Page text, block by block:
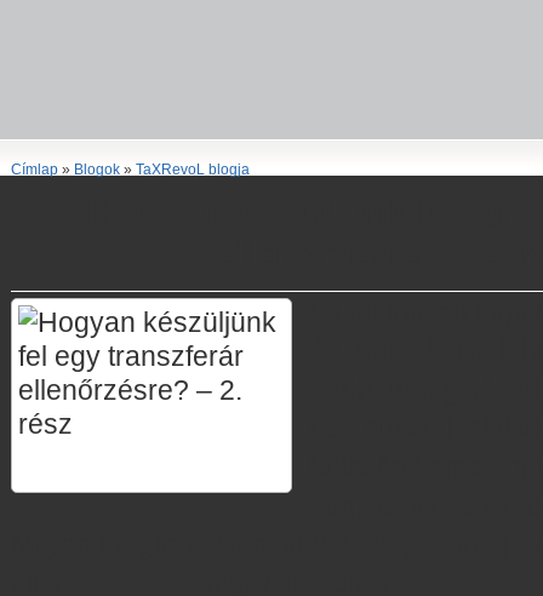
Címlap » Blogok » TaXRevoL blogja